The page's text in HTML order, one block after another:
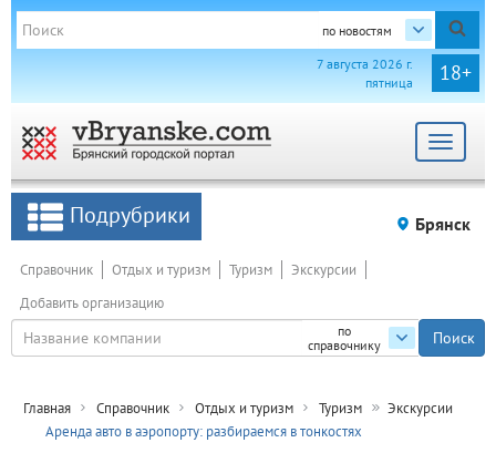
по новостям
18+
7 августа 2026 г.
пятница
Toggle
Брянск
по
справочнику
Справочник Отдых и туризм Туризм
Экскурсии
Добавить организацию
Главная Справочник Отдых и туризм Туризм
Экскурсии
Аренда авто в аэропорту: разбираемся в тонкостях
Подрубрики